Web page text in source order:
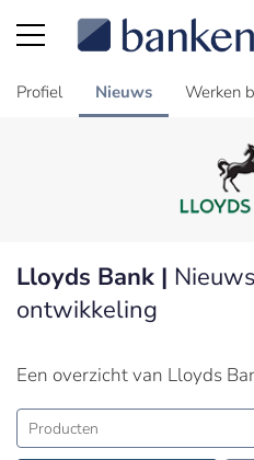
Profiel Nieuws Werken
Lloyds Bank |
ontwikkeling
Een overzicht van Lloyds
Producten